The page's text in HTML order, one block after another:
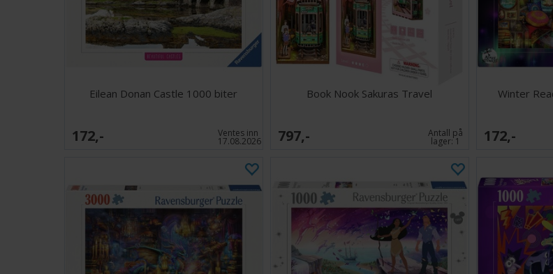
Eilean Donan Castle 1000 biter
172,- Ventes inn
17.08.2026
Book Nook Sakuras Travel
797,- Antall på
lager:1
Winter
172,-